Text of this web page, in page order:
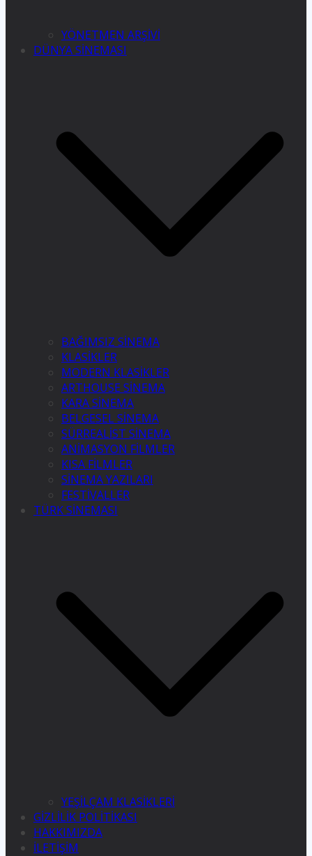
YÖNETMEN ARŞİVİ
DÜNYA SİNEMASI
BAĞIMSIZ SİNEMA
KLASİKLER
MODERN KLASİKLER
ARTHOUSE SİNEMA
KARA SİNEMA
BELGESEL SİNEMA
SÜRREALİST SİNEMA
ANİMASYON FİLMLER
KISA FİLMLER
SİNEMA YAZILARI
FESTİVALLER
TÜRK SİNEMASI
YEŞİLÇAM KLASİKLERİ
GİZLİLİK POLİTİKASI
HAKKIMIZDA
İLETİŞİM